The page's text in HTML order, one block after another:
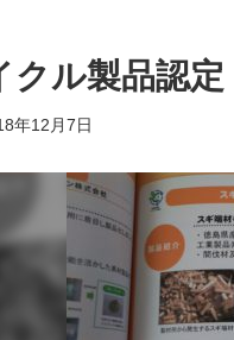
クル製品認
年12月7日